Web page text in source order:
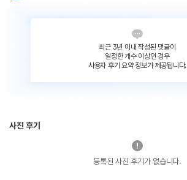
최근 3년 이내 작성된 댓글이
일정한 개수 이상인 경우
사용자 후기 요약 정보가 제공됩니다.
사진 후기
등록된 사진 후기가 없습니다.